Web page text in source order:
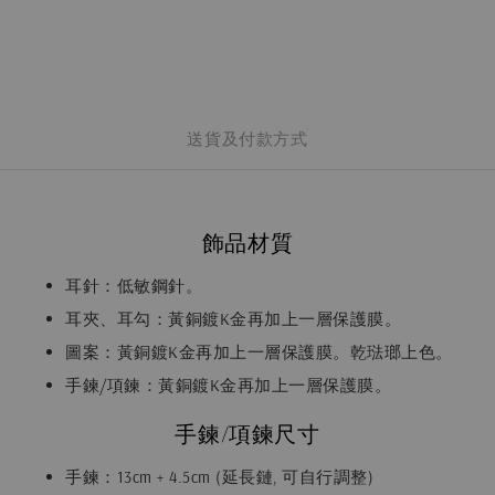
送貨及付款方式
飾品材質
耳針：低敏鋼針。
耳夾、耳勾：黃銅鍍K金再加上一層保護膜。
圖案：黃銅鍍K金再加上一層保護膜。乾琺瑯上色。
手鍊/項鍊：黃銅鍍K金再加上一層保護膜。
手鍊/項鍊尺寸
手鍊：13cm + 4.5cm (延長鏈, 可自行調整)